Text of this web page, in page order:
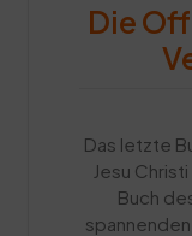
Die
Das letzte
Jesu
Buch